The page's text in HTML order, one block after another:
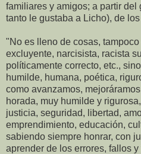
familiares y amigos; a partir
tanto le gustaba a Licho), de
"No es lleno de cosas,
excluyente, narcisista, racista
políticamente correcto, etc.,
humilde, humana, poética,
como avanzamos,
horada, muy humilde y
justicia, seguridad, libertad,
emprendimiento, educación,
sabiendo siempre honrar, con
aprender de los errores, fallos